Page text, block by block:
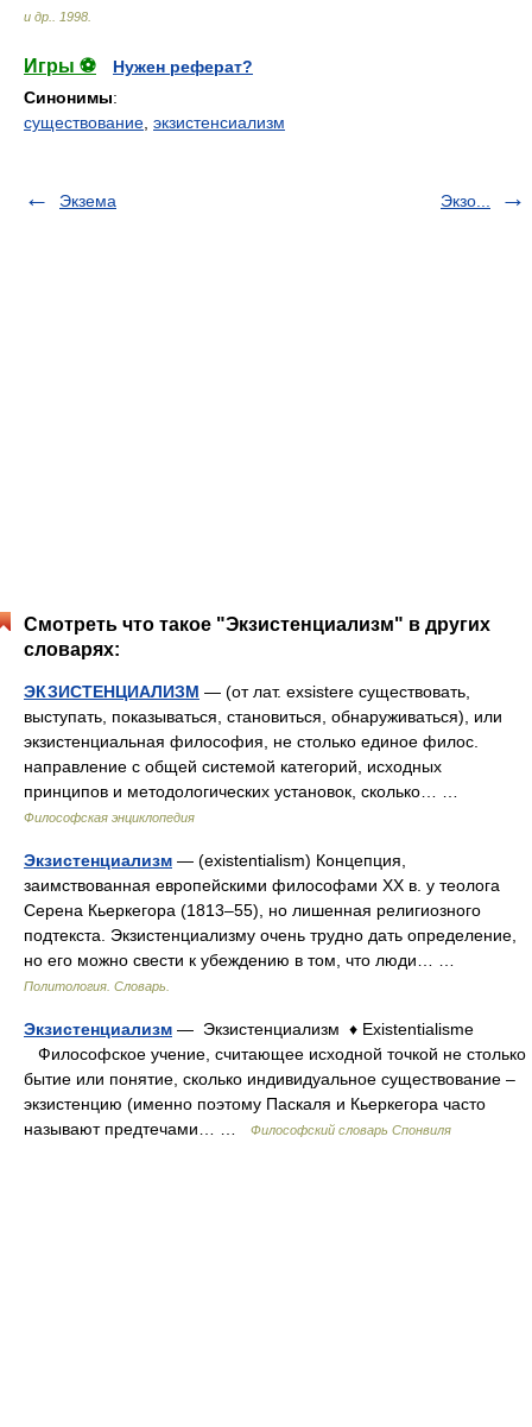
и др.
1998
Игры ⚽
Нужен реферат?
Синонимы:
существование экзистенсиализм
Экзема Экзо...
Смотреть что такое "Экзистенциализм" в других
словарях:
ЭКЗИСТЕНЦИАЛИЗМ — (от лат. exsistere существовать,
выступать, показываться, становиться, обнаруживаться), или
экзистенциальная философия, не столько единое филос.
направление с общей системой категорий, исходных
принципов и методологических установок, сколько… …
Философская энциклопедия
Экзистенциализм — (existentialism) Концепция,
заимствованная европейскими философами ХХ в. у теолога
Серена Кьеркегора (1813–55), но лишенная религиозного
подтекста. Экзистенциализму очень трудно дать определение,
но его можно свести к убеждению в том, что люди… …
Политология. Словарь.
Экзистенциализм — Экзистенциализм ♦ Existentialisme
Философское учение, считающее исходной точкой не столько
бытие или понятие, сколько индивидуальное существование –
экзистенцию (именно поэтому Паскаля и Кьеркегора часто
называют предтечами… …
Философский словарь Спонвиля